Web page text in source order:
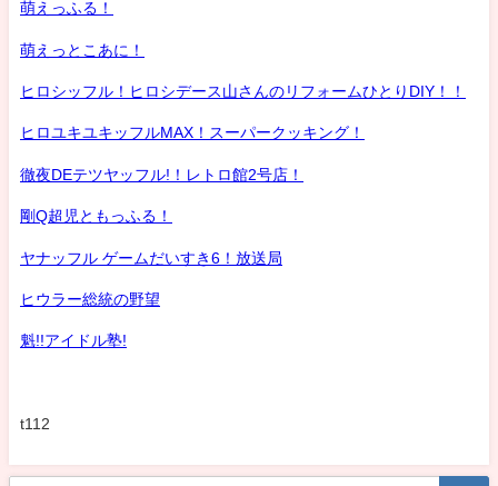
萌えっふる！
萌えっとこあに！
ヒロシッフル！ヒロシデース山さんのリフォームひとりDIY！！
ヒロユキユキッフルMAX！スーパークッキング！
徹夜DEテツヤッフル!！レトロ館2号店！
剛Q超児ともっふる！
ヤナッフル ゲームだいすき6！放送局
ヒウラー総統の野望
魁!!アイドル塾!
t112